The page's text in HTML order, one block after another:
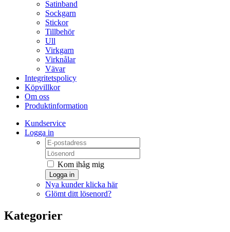
Satinband
Sockgarn
Stickor
Tillbehör
Ull
Virkgarn
Virknålar
Vävar
Integritetspolicy
Köpvillkor
Om oss
Produktinformation
Kundservice
Logga in
Kom ihåg mig
Logga in
Nya kunder klicka här
Glömt ditt lösenord?
Kategorier